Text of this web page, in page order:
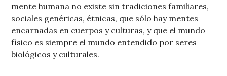
mente humana no existe sin tradiciones familiares,
sociales genéricas, étnicas, que sólo hay mentes
encarnadas en cuerpos y culturas, y que el mundo
físico es siempre el mundo entendido por seres
biológicos y culturales.